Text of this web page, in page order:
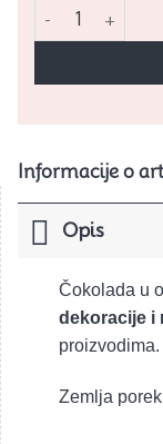
Čokoladni
Informacije o
Opis
Čokolada u
dekoracije i
Zemlja